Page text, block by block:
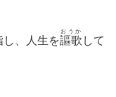
し、人生を謳歌
おうか
して